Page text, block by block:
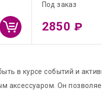
Под заказ
2850 ₽
в курсе событий и
аксессуаром. Он